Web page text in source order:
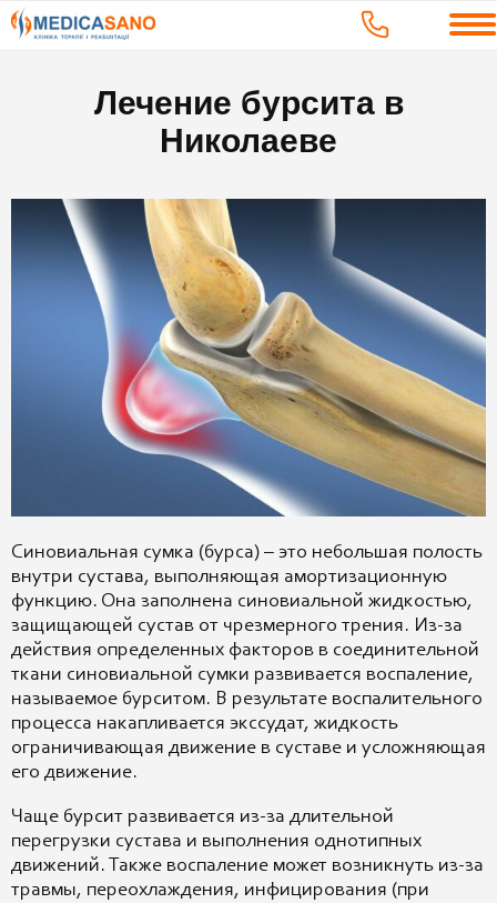
Лечение бурсита в
Николаеве
Синовиальная сумка (бурса) – это небольшая полость
внутри сустава, выполняющая амортизационную
функцию. Она заполнена синовиальной жидкостью,
защищающей сустав от чрезмерного трения. Из-за
действия определенных факторов в соединительной
ткани синовиальной сумки развивается воспаление,
называемое бурситом. В результате воспалительного
процесса накапливается экссудат, жидкость
ограничивающая движение в суставе и усложняющая
его движение.
Чаще бурсит развивается из-за длительной
перегрузки сустава и выполнения однотипных
движений. Также воспаление может возникнуть из-за
травмы, переохлаждения, инфицирования (при